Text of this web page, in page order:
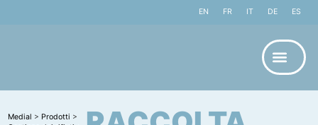
EN FR IT DE ES
Medial > Prodotti >